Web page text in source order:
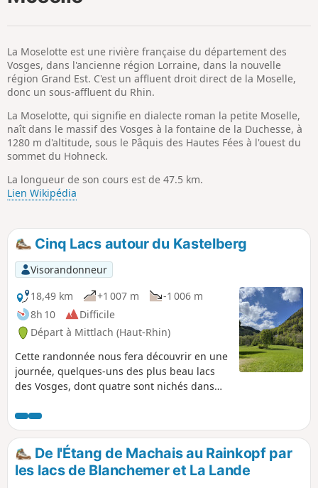
La Moselotte est une rivière française du département des
Vosges, dans l'ancienne région Lorraine, dans la nouvelle
région Grand Est. C'est un affluent droit direct de la Moselle,
donc un sous-affluent du Rhin.
La Moselotte, qui signifie en dialecte roman la petite Moselle,
naît dans le massif des Vosges à la fontaine de la Duchesse, à
1280 m d'altitude, sous le Pâquis des Hautes Fées à l'ouest du
sommet du Hohneck.
La longueur de son cours est de 47.5 km.
Lien Wikipédia
Cinq Lacs autour du Kastelberg
Visorandonneur
18,49 km
+1 007 m
-1 006 m
8h 10
Difficile
Départ à Mittlach (Haut-Rhin)
Cette randonnée nous fera découvrir en une
journée, quelques-uns des plus beau lacs
des Vosges, dont quatre sont nichés dans
De l'Étang de Machais au Rainkopf par
les lacs de Blanchemer et La Lande